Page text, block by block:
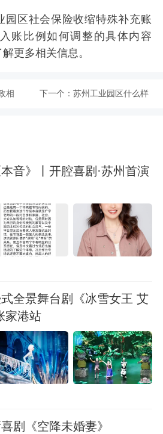
园区社会保险收缩特殊补充账
账比例如何调整的具体内容
更多相关信息。
相 下一个： 苏州工业园区什么样
可以享受？
音》丨开腔喜剧·苏州首演
式全景舞台剧《冰雪女王 艾
家港站
剧《空降未婚妻》